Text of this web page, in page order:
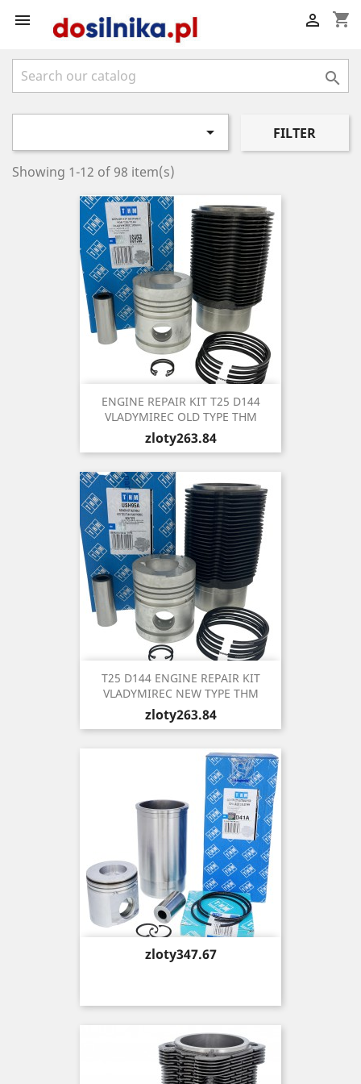
 shopping_cart


 FILTER
Showing 1-12 of 98 item(s)
ENGINE REPAIR KIT T25 D144
VLADYMIREC OLD TYPE THM
Price
zloty263.84
T25 D144 ENGINE REPAIR KIT
VLADYMIREC NEW TYPE THM
Price
zloty263.84
Price
zloty347.67